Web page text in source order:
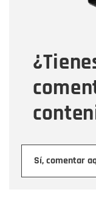
Sí, comentar
Tipo de
Mensaje